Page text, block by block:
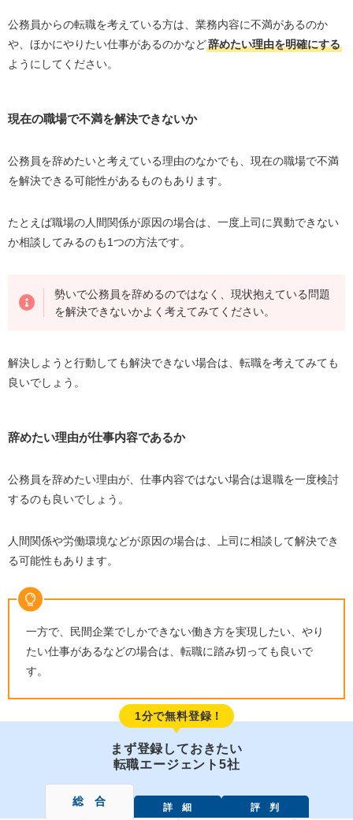
公務員からの転職を考えている方は、業務内容に不満があるのか
や、ほかにやりたい仕事があるのかなど辞めたい理由を明確にする
ようにしてください。
現在の職場で不満を解決できないか
公務員を辞めたいと考えている理由のなかでも、現在の職場で不満
を解決できる可能性があるものもあります。
たとえば職場の人間関係が原因の場合は、一度上司に異動できない
か相談してみるのも1つの方法です。
勢いで公務員を辞めるのではなく、現状抱えている問題
を解決できないかよく考えてみてください。
解決しようと行動しても解決できない場合は、転職を考えてみても
良いでしょう。
辞めたい理由が仕事内容であるか
公務員を辞めたい理由が、仕事内容ではない場合は退職を一度検討
するのも良いでしょう。
人間関係や労働環境などが原因の場合は、上司に相談して解決でき
る可能性もあります。
一方で、民間企業でしかできない働き方を実現したい、やり
たい仕事があるなどの場合は、転職に踏み切っても良いで
す。
1分で無料登録！
まず登録しておきたい
転職エージェント5社
総 合 詳 細 評 判